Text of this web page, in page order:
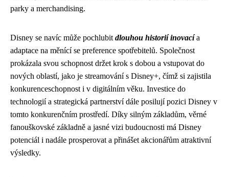
parky a merchandising.
Disney se navíc může pochlubit dlouhou historií inovacía
adaptace na měnící se preference spotřebitelů. Společnost
prokázala svou schopnost držet krok s dobou a vstupovat do
nových oblastí, jako je streamování s Disney+, čímž si zajistila
konkurenceschopnost i v digitálním věku. Investice do
technologií a strategická partnerství dále posilují pozici Disney v
tomto konkurenčním prostředí. Díky silným základům, věrné
fanouškovské základně a jasné vizi budoucnosti má Disney
potenciál i nadále prosperovat a přinášet akcionářům atraktivní
výsledky.